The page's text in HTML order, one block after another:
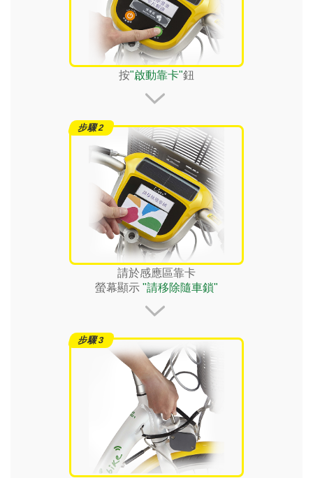
按"啟動靠卡"鈕
請於感應區靠卡
螢幕顯示 "請移除隨車鎖"